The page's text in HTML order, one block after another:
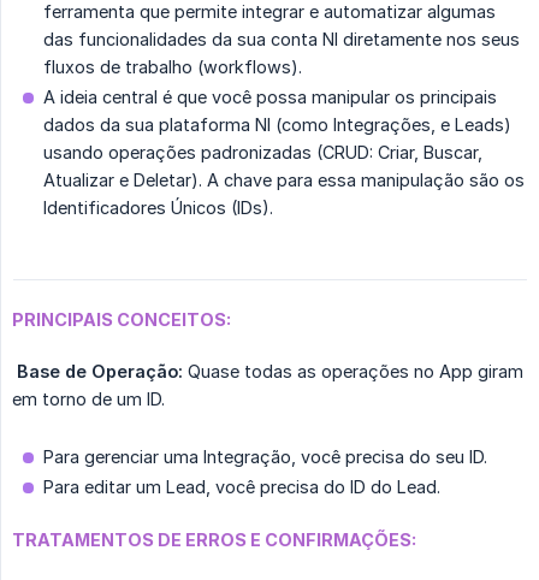
ferramenta que permite integrar e automatizar algumas
das funcionalidades da sua conta NI diretamente nos seus
fluxos de trabalho (workflows).
A ideia central é que você possa manipular os principais
dados da sua plataforma NI (como Integrações, e Leads)
usando operações padronizadas (CRUD: Criar, Buscar,
Atualizar e Deletar). A chave para essa manipulação são os
Identificadores Únicos (IDs).
PRINCIPAIS CONCEITOS:
Base de Operação: Quase todas as operações no App giram
em torno de um ID.
Para gerenciar uma Integração, você precisa do seu ID.
Para editar um Lead, você precisa do ID do Lead.
TRATAMENTOS DE ERROS E CONFIRMAÇÕES: